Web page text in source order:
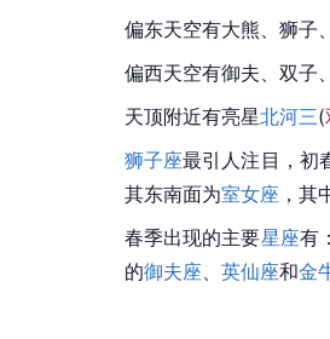
偏东天空有大熊、狮子
偏西天空有御夫、双子
天顶附近有亮星北河三(
狮子座最引人注目，初
其东南面为室女座 ，其
春季出现的主要星座有
的御夫座 英仙座和金